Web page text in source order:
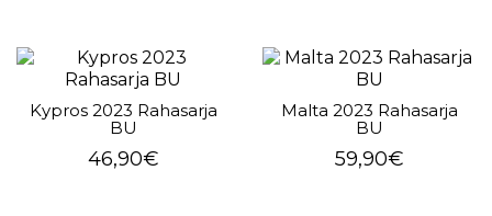
Kypros 2023 Rahasarja
BU
46,90€
Malta 2023 Rahasarja
BU
59,90€